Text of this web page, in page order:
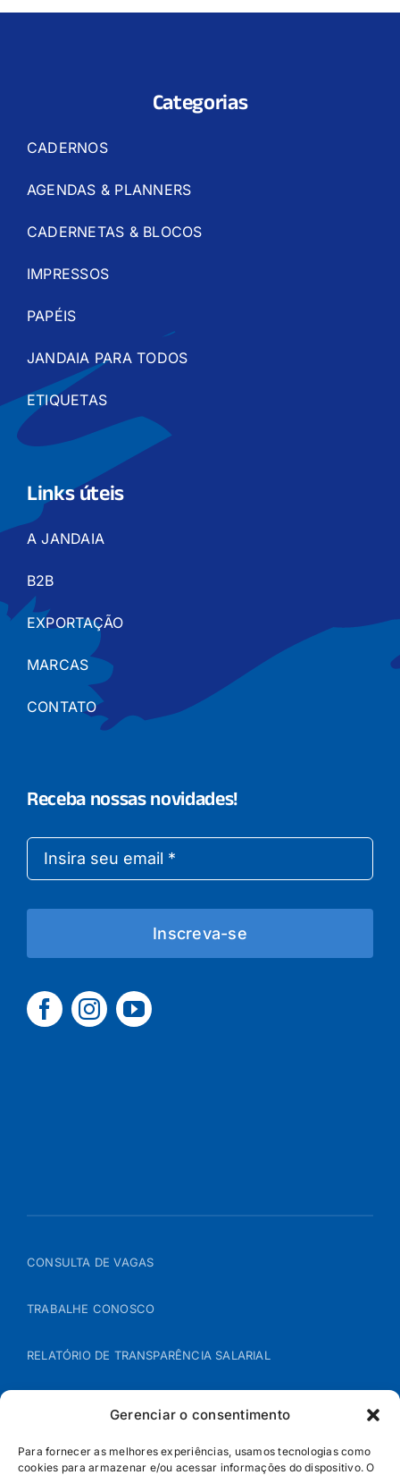
Gerenciar o consentimento
Para fornecer as melhores experiências, usamos tecnologias como
cookies para armazenar e/ou acessar informações do dispositivo. O
Categorias
CADERNOS
AGENDAS & PLANNERS
CADERNETAS & BLOCOS
IMPRESSOS
PAPÉIS
JANDAIA PARA TODOS
ETIQUETAS
Links úteis
A JANDAIA
B2B
EXPORTAÇÃO
MARCAS
CONTATO
Receba nossas novidades!
Inscreva-se
CONSULTA DE VAGAS
TRABALHE CONOSCO
RELATÓRIO DE TRANSPARÊNCIA SALARIAL
POLÍTICA DE COOKIES